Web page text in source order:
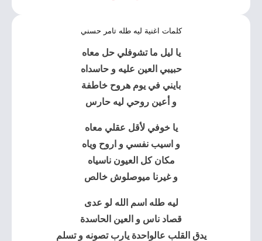
كلمات اغنية ليه طله تامر حسني
يا ليل ما تشوفلي حل معاه
حبيبي العين عليه و حاسداه
بايني في يوم هروح خاطفة
و أعين روحي ليه حارس
يا خوفي لأقل عقلي معاه
و اسيب نفسي و اروح وياه
مكان كل العيون ناسياه
و غيرنا ميوصلوش خالص
ليه طله اسم الله لو عدى
قصاد ناس و العين الحاسدة
يدق القلب عالواحدة يارب تصونه و تسلم